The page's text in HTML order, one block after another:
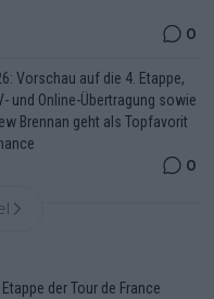
0
Vorschau auf die 4. Etappe,
und Online-Übertragung sowie
Brennan geht als Topfavorit
0
der Tour de France